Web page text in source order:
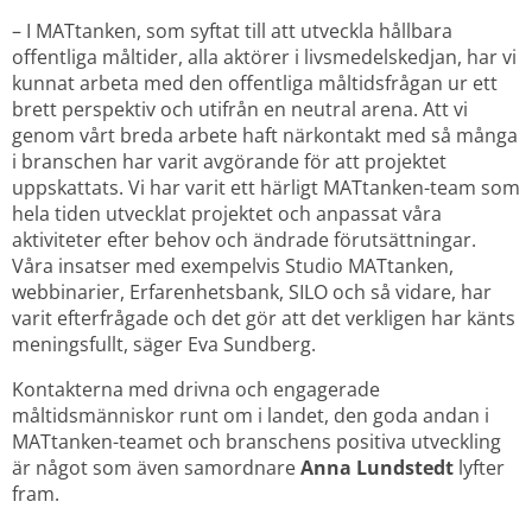
– I MATtanken, som syftat till att utveckla hållbara
offentliga måltider, alla aktörer i livsmedelskedjan, har vi
kunnat arbeta med den offentliga måltidsfrågan ur ett
brett perspektiv och utifrån en neutral arena. Att vi
genom vårt breda arbete haft närkontakt med så många
i branschen har varit avgörande för att projektet
uppskattats. Vi har varit ett härligt MATtanken-team som
hela tiden utvecklat projektet och anpassat våra
aktiviteter efter behov och ändrade förutsättningar.
Våra insatser med exempelvis Studio MATtanken,
webbinarier, Erfarenhetsbank, SILO och så vidare, har
varit efterfrågade och det gör att det verkligen har känts
meningsfullt, säger Eva Sundberg.
Kontakterna med drivna och engagerade
måltidsmänniskor runt om i landet, den goda andan i
MATtanken-teamet och branschens positiva utveckling
är något som även samordnare Anna Lundstedt lyfter
fram.